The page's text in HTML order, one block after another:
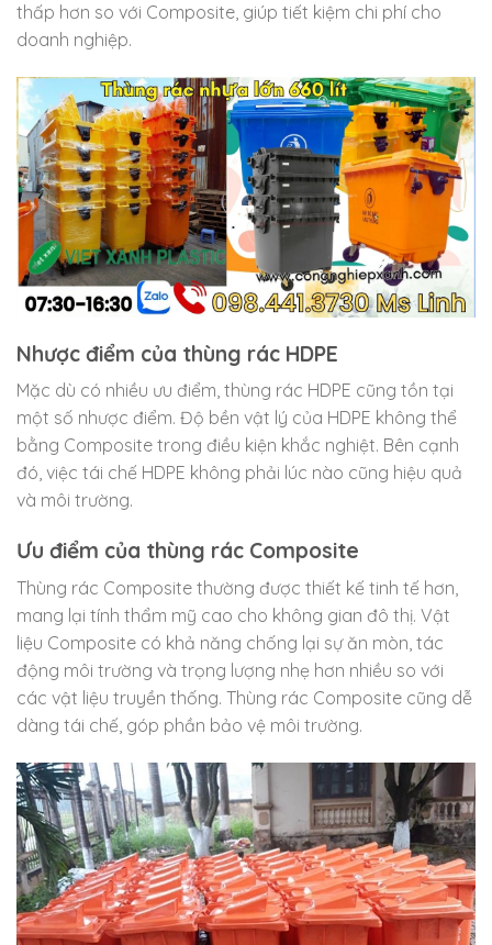
thấp hơn so với Composite, giúp tiết kiệm chi phí cho
doanh nghiệp.
Nhược điểm của thùng rác HDPE
Mặc dù có nhiều ưu điểm, thùng rác HDPE cũng tồn tại
một số nhược điểm. Độ bền vật lý của HDPE không thể
bằng Composite trong điều kiện khắc nghiệt. Bên cạnh
đó, việc tái chế HDPE không phải lúc nào cũng hiệu quả
và môi trường.
Ưu điểm của thùng rác Composite
Thùng rác Composite thường được thiết kế tinh tế hơn,
mang lại tính thẩm mỹ cao cho không gian đô thị. Vật
liệu Composite có khả năng chống lại sự ăn mòn, tác
động môi trường và trọng lượng nhẹ hơn nhiều so với
các vật liệu truyền thống. Thùng rác Composite cũng dễ
dàng tái chế, góp phần bảo vệ môi trường.